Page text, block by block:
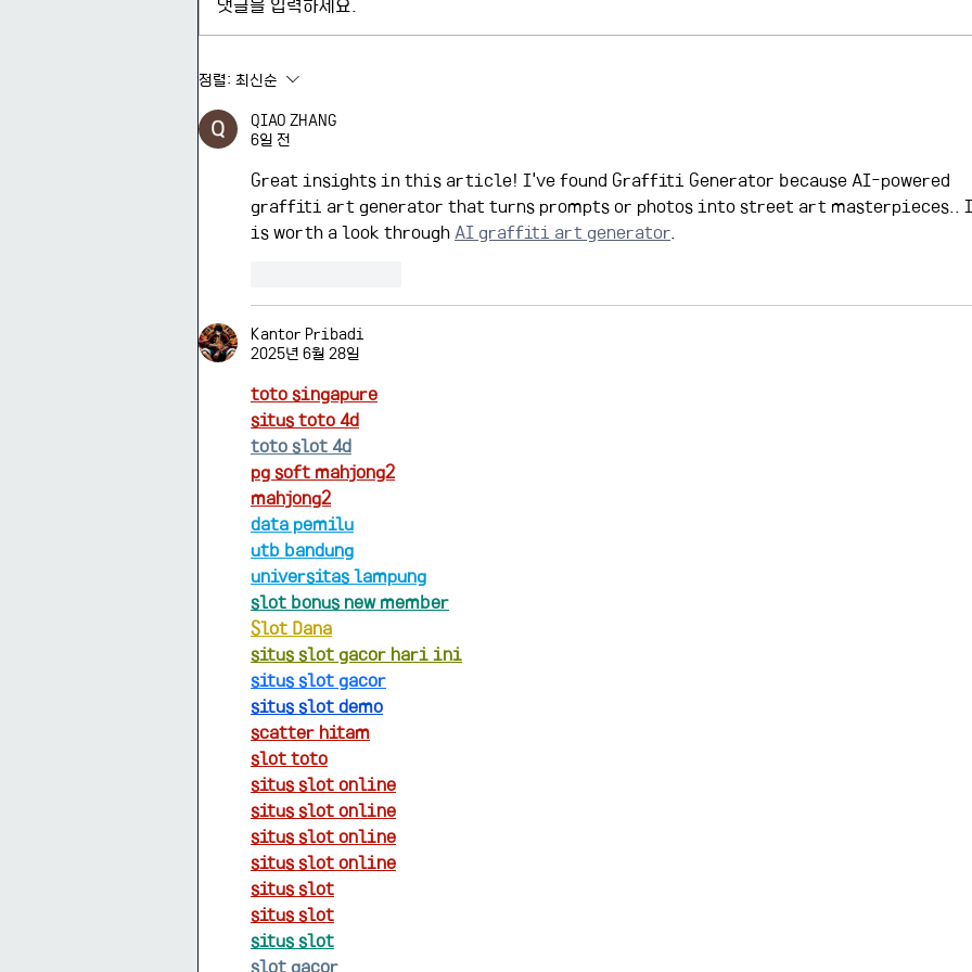
지원대학원생 선발 공지
정렬: 최신순
QIAO ZHANG
6일 전
Great insights in this article! I've found Graffiti Generator because AI-powered
graffiti art generator that turns prompts or photos into street art masterpieces..
is worth a look through AI graffiti art generator.
Kantor Pribadi
2025년 6월 28일
toto singapure
situs toto 4d
toto slot 4d
pg soft mahjong2
mahjong2
data pemilu
utb bandung
universitas lampung
slot bonus new member
Slot Dana
situs slot gacor hari ini
situs slot gacor
situs slot demo
scatter hitam
slot toto
situs slot online
situs slot online
situs slot online
situs slot online
situs slot
situs slot
situs slot
slot gacor